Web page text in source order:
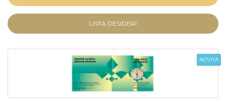
LISTA DESIDERI
NOVITÀ